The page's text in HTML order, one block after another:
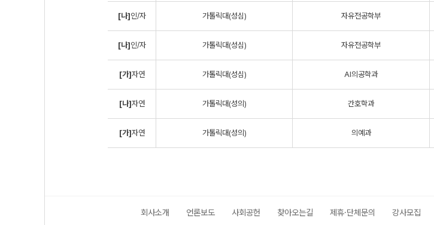
[나]인/자 가톨릭대(성심) 자유전공학부
[나]인/자 가톨릭대(성심) 자유전공학부
[가]자연 가톨릭대(성심) AI의공학과
[나]자연 가톨릭대(성의) 간호학과
[가]자연 가톨릭대(성의) 의예과
회사소개 언론보도 사회공헌 찾아오는길 제휴·단체문의 강사모집